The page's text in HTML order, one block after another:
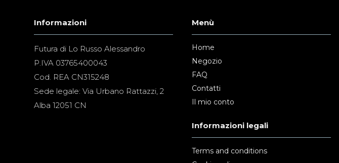
Informazioni
Futura di Lo Russo Alessandro
P.IVA 03765400043
Cod. REA CN315248
Sede legale: Via Urbano Rattazzi, 2
Alba 12051 CN
Menù
Home
Negozio
FAQ
Contatti
Il mio conto
Informazioni legali
Terms and conditions